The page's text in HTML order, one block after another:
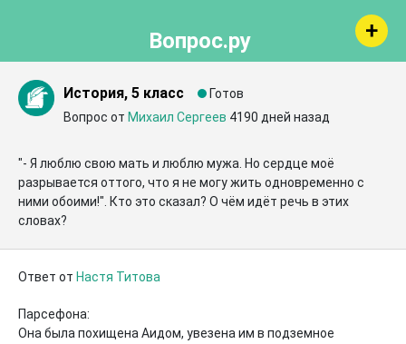
Вопрос.ру
История, 5 класс
Готов
Вопрос от Михаил Сергеев 4190 дней назад
"- Я люблю свою мать и люблю мужа. Но сердце моё
разрывается оттого, что я не могу жить одновременно с
ними обоими!". Кто это сказал? О чём идёт речь в этих
словах?
Ответ от Настя Титова
Парсефона:
Она была похищена Аидом, увезена им в подземное